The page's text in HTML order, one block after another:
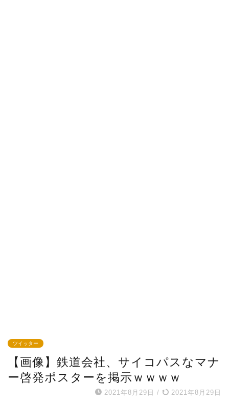
ツイッター
【画像】鉄道会社、サイコパスなマナ
ー啓発ポスターを掲示ｗｗｗｗ
2021年8月29日 / 2021年8月29日